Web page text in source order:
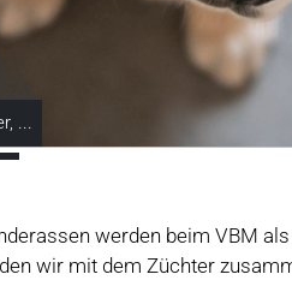
...
werden beim VBM
wir mit dem Züchter